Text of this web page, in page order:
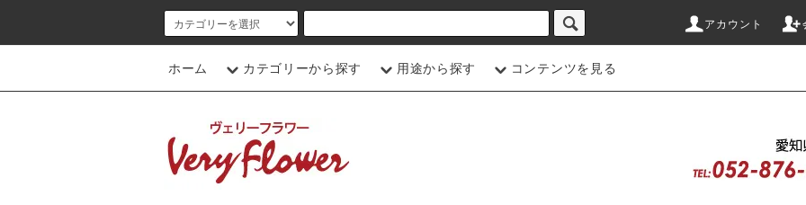
アカウント
ホーム カテゴリーから探す 用途から探す コンテンツを見る